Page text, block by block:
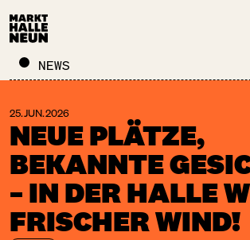
NEWS
25. JUN. 2026
NEUE PLÄTZE,
BEKANNTE
– IN DER HALLE
FRISCHER WIND!